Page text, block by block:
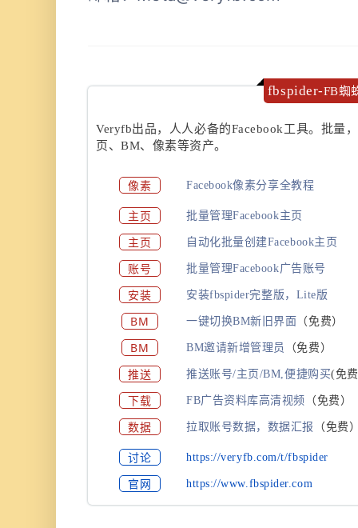
fbspider-FB蜘
Veryfb出品，人人必备的Facebook工具。批量
页、BM、像素等资产。
像素 Facebook像素分享全教程
主页 批量管理Facebook主页
主页 自动化批量创建Facebook主页
账号 批量管理Facebook广告账号
安装 安装fbspider完整版，Lite版
BM 一键切换BM新旧界面 （免费）
BM BM邀请新增管理员 （免费）
推送 推送账号/主页/BM,便捷购买(免
下载 FB广告资料库高清视频 （免费）
数据 拉取账号数据，数据汇报 （免费
讨论 https://veryfb.com/t/fbspider
官网 https://www.fbspider.com